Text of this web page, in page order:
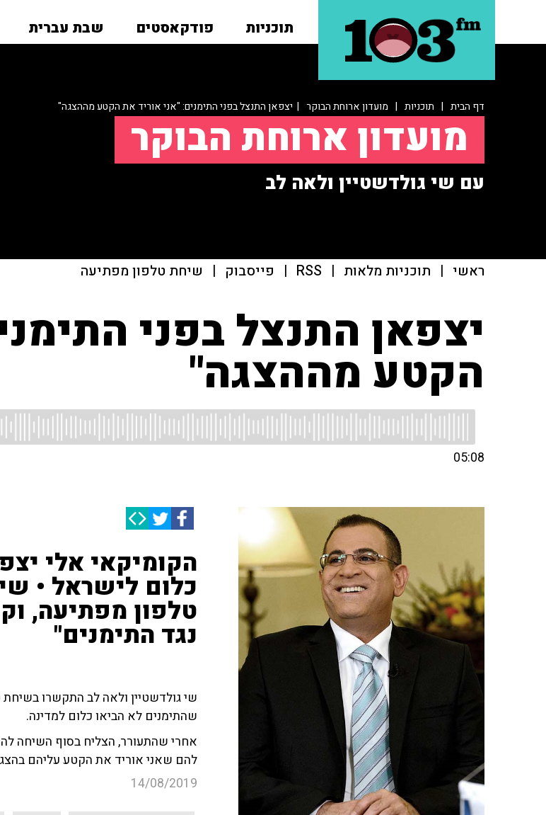
תוכניות פודקאסטים שבת עברית
דף הבית | תוכניות | מועדון ארוחת הבוקר | יצפאן התנצל בפני התימנים: "אני אוריד את הקטע מההצגה"
מועדון ארוחת הבוקר
עם שי גולדשטיין ולאה לב
ראשי | תוכניות מלאות |
RSS
| פייסבוק | שיחת טלפון מפתיעה
יצפאן התנצל בפני
הקטע מההצגה"
05:08
הקומיקאי אלי
כלום לישראל •
טלפון מפתיעה,
נגד התימנים"
שי גולדשטיין ולאה לב התקשרו
שהתימנים לא הביאו כלום למדינה.
אחרי שהתעורר, הצליח בסוף השיחה
להם שאני אוריד את הקטע עליהם
14/08/2019